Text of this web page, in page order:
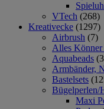
VTech (268)
Kreativecke (1297)
Airbrush (7)
Alles
Aquabeads
Armbänder,
Bastelsets
Bügelperlen/
Maxi